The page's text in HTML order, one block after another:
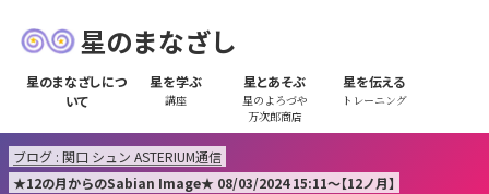
星のまなざし
星のまなざしにつ
いて
星を学ぶ
講座
星とあそぶ
星のよろづや
万次郎商店
星を伝える
トレーニング
ブログ : 関口 シュン ASTERIUM通信
★12の月からのSabian Image★ 08/03/2024 15:11～【12ノ月】